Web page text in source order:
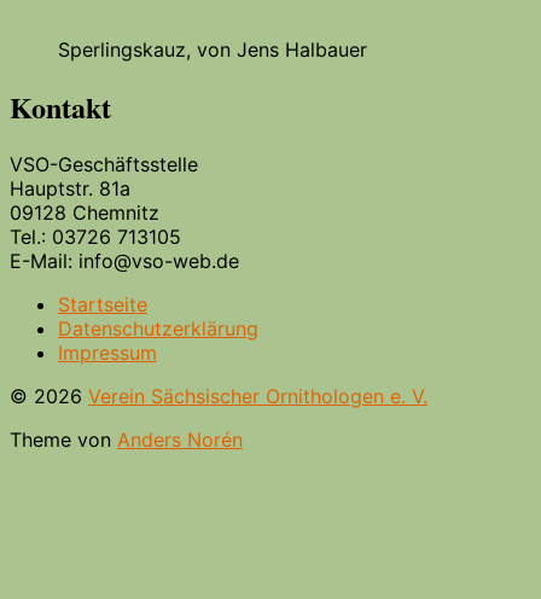
Sperlingskauz, von Jens Halbauer
Kontakt
VSO-Geschäftsstelle
Hauptstr. 81a
09128 Chemnitz
Tel.: 03726 713105
E-Mail: info@vso-web.de
Startseite
Datenschutzerklärung
Impressum
© 2026 Verein Sächsischer Ornithologen e. V.
Theme von Anders Norén